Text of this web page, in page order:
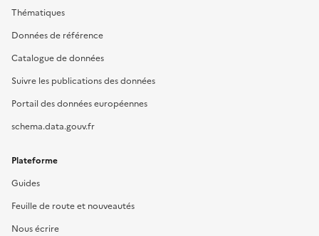
Thématiques
Données de référence
Catalogue de données
Suivre les publications des données
Portail des données européennes
schema.data.gouv.fr
Plateforme
Guides
Feuille de route et nouveautés
Nous écrire